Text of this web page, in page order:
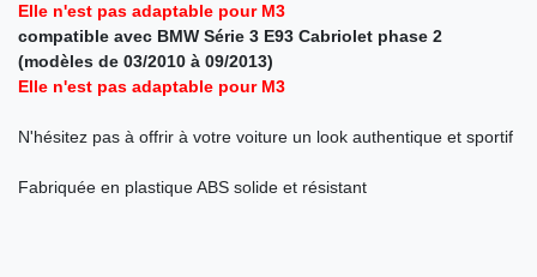
Elle n'est pas adaptable pour M3
compatible avec BMW Série 3 E93 Cabriolet phase 2
(modèles de 03/2010 à 09/2013)
Elle n'est pas adaptable pour M3
N'hésitez pas à offrir à votre voiture un look authentique et sportif
Fabriquée en plastique ABS solide et résistant